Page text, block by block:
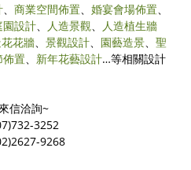
、商業空間佈置、婚宴會場佈置、
園設計、 人造景觀、 人造植生牆
花牆、景觀設計、 園藝造景、聖
佈置、 新年花藝設計…等相關設計
信洽詢~
3252
9268